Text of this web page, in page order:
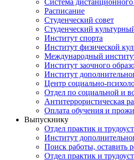
Расписание
Студенческий совет
Студенческий
Институт спорта
Институт физической
Международный
Институт заочного
Институт
Центр социально-
Отдел по социальной и
Антитеррористическая
Оплата обучения и
Выпускнику
Отдел практик и
Институт
Поиск работы, оставить
Отдел практик и